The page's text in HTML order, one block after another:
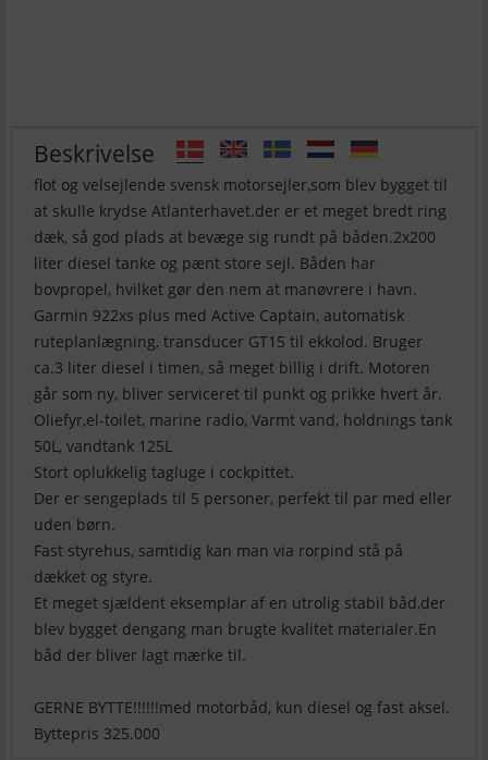
Beskrivelse
flot og velsejlende svensk motorsejler,som blev bygget til
at skulle krydse Atlanterhavet.der er et meget bredt ring
dæk, så god plads at bevæge sig rundt på båden.2x200
liter diesel tanke og pænt store sejl. Båden har
bovpropel, hvilket gør den nem at manøvrere i havn.
Garmin 922xs plus med Active Captain, automatisk
ruteplanlægning, transducer GT15 til ekkolod. Bruger
ca.3 liter diesel i timen, så meget billig i drift. Motoren
går som ny, bliver serviceret til punkt og prikke hvert år.
Oliefyr,el-toilet, marine radio, Varmt vand, holdnings tank
50L, vandtank 125L
Stort oplukkelig tagluge i cockpittet.
Der er sengeplads til 5 personer, perfekt til par med eller
uden børn.
Fast styrehus, samtidig kan man via rorpind stå på
dækket og styre.
Et meget sjældent eksemplar af en utrolig stabil båd,der
blev bygget dengang man brugte kvalitet materialer.En
båd der bliver lagt mærke til.
GERNE BYTTE!!!!!!med motorbåd, kun diesel og fast aksel.